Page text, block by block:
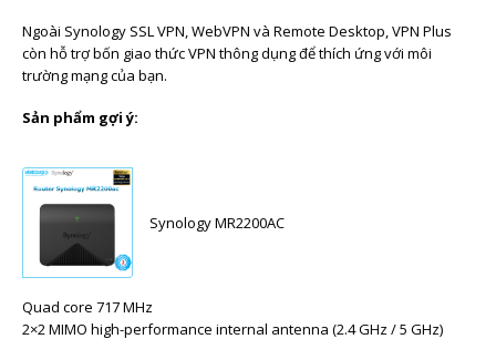
Ngoài Synology SSL VPN, WebVPN và Remote Desktop, VPN Plus
còn hỗ trợ bốn giao thức VPN thông dụng để thích ứng với môi
trường mạng của bạn.
Sản phẩm gợi ý:
Synology MR2200AC
Quad core 717 MHz
2×2 MIMO high-performance internal antenna (2.4 GHz / 5 GHz)